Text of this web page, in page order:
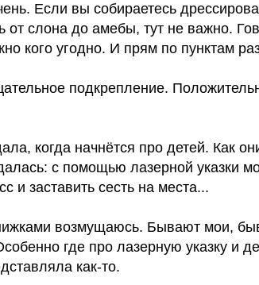
Если вы собираетесь
слона до амебы, тут не важно.
кого угодно. И прям по пунктам
подкрепление.
когда начнётся про детей. Как
с помощью лазерной указки
и заставить сесть на места...
возмущаюсь. Бывают мои,
где про лазерную указку и
как-то.